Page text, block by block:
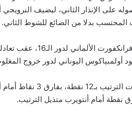
75، لحصوله على الإنذار الثاني، ليضيف
المحتسب بدلا من الضائع للشوط الثاني.
اليوناني لدور خروج المغلوب، رغم خسارته 0-1 أمام مضيفه
وتصدر
نقطة أمام أنتويرب متذيل الترتيب.